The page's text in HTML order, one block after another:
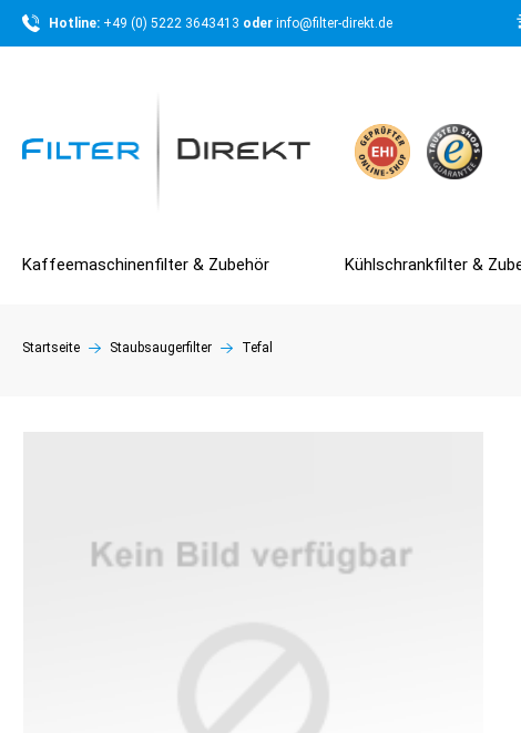
Hotline: +49 (0) 5222 3643413 oder info@filter-direkt.de
Kaffeemaschinenfilter & Zubehör Kühlschrankfilter &
Startseite Staubsaugerfilter Tefal